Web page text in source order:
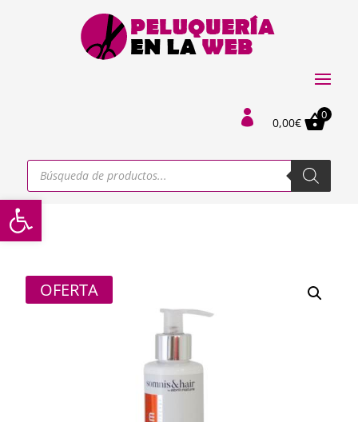
Abrir barra de herramientas
 0,00€
0
Búsqueda
productos
OFERTA